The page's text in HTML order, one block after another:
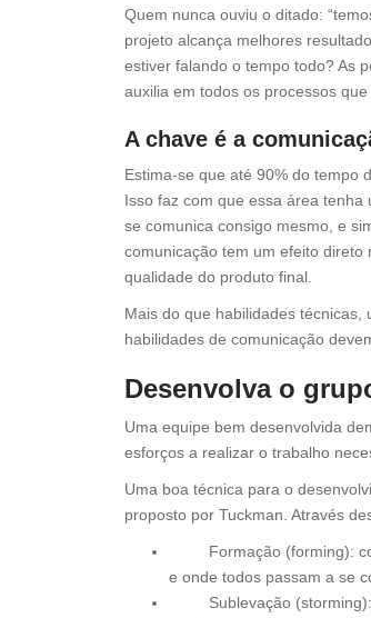
Quem nunca ouviu o ditado:
projeto alcança melhores
estiver falando o tempo todo? As
auxilia em todos os processos
A chave é a
Estima-se que até 90% do tempo
Isso faz com que essa área
se comunica consigo mesmo, e
comunicação tem um efeito
qualidade do produto final.
Mais do que habilidades
habilidades de comunicação
Desenvolva o
Uma equipe bem desenvolvida
esforços a realizar o trabalho
Uma boa técnica para o
proposto por Tuckman. Através
Formação (forming):
e onde todos passam a se
Sublevação (storming): é